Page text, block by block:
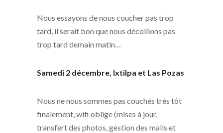
Nous essayons de nous coucher pas trop
tard, il serait bon que nous décollions pas
trop tard demain matin…
Samedi 2 décembre, Ixtilpa et Las Pozas
Nous ne nous sommes pas couchés très tôt
finalement, wifi oblige (mises à jour,
transfert des photos, gestion des mails et